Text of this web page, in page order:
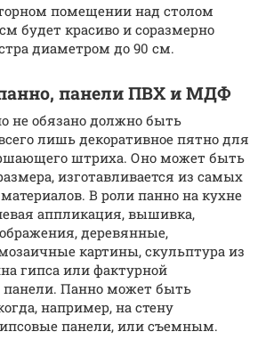
помещении над столом
будет красиво и соразмерно
диаметром до 90 см.
панели ПВХ и МДФ
не обязано должно быть
лишь декоративное пятно для
штриха. Оно может быть
изготавливается из самых
В роли панно на кухне
аппликация, вышивка,
деревянные,
картины, скульптура из
гипса или фактурной
панели. Панно может быть
например, на стену
панели, или съемным.